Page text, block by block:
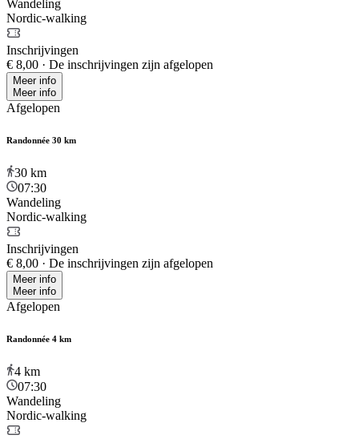
Wandeling
Nordic-walking
Inschrijvingen
€ 8,00 · De inschrijvingen zijn afgelopen
Meer info
Meer info
Afgelopen
Randonnée 30 km
30 km
07:30
Wandeling
Nordic-walking
Inschrijvingen
€ 8,00 · De inschrijvingen zijn afgelopen
Meer info
Meer info
Afgelopen
Randonnée 4 km
4 km
07:30
Wandeling
Nordic-walking